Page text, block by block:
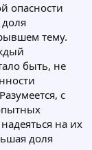
опасности
тему.
быть, не
с
на их
доля